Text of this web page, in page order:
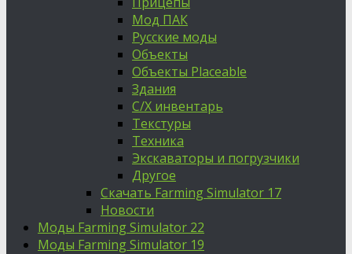
Мод ПАК
Русские моды
Объекты
Объекты Placeable
Здания
С/Х инвентарь
Текстуры
Техника
Экскаваторы и погрузчики
Другое
Скачать Farming Simulator 17
Новости
Моды Farming Simulator 22
Моды Farming Simulator 19